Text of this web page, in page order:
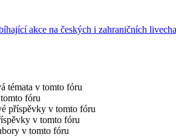
akce na českých i zahraničních
témata v tomto fóru
fóru
příspěvky v tomto fóru
v tomto fóru
v tomto fóru